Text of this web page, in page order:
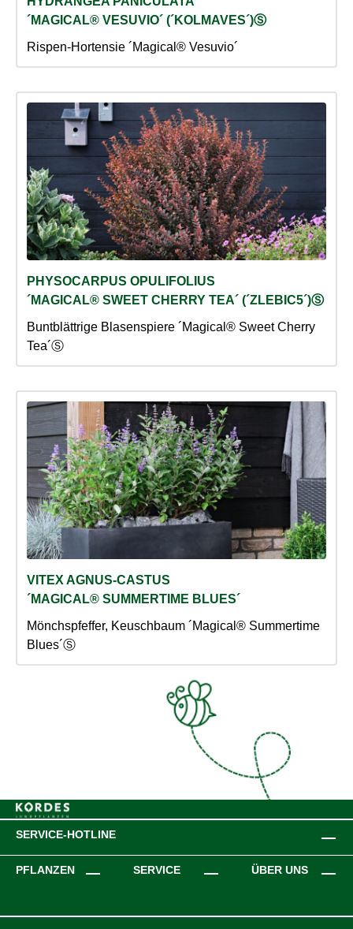
´MAGICAL® VESUVIO´ (´KOLMAVES´)Ⓢ
Rispen-Hortensie ´Magical® Vesuvio´
PHYSOCARPUS OPULIFOLIUS
´MAGICAL® SWEET CHERRY TEA´ (´ZLEBIC5´)Ⓢ
Buntblättrige Blasenspiere ´Magical® Sweet Cherry
Tea´Ⓢ
VITEX AGNUS-CASTUS
´MAGICAL® SUMMERTIME BLUES´
Mönchspfeffer, Keuschbaum ´Magical® Summertime
Blues´Ⓢ
SERVICE-HOTLINE
PFLANZEN SERVICE ÜBER UNS